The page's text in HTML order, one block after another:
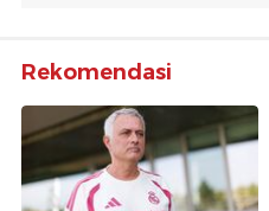
Rekomendasi